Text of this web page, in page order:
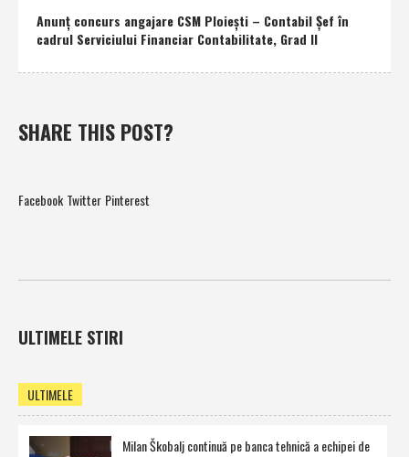
Anunţ concurs angajare CSM Ploieşti – Contabil Şef în
cadrul Serviciului Financiar Contabilitate, Grad II
SHARE THIS POST?
Facebook Twitter Pinterest
ULTIMELE STIRI
ULTIMELE
Milan Škobalj continuă pe banca tehnică a echipei de